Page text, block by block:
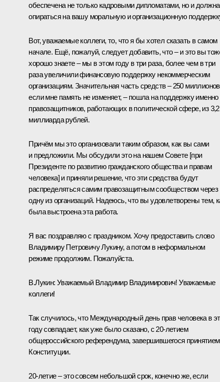
обеспечена не только кадровыми дипломатами, но и должна
опираться на вашу моральную и организационную
Вот, уважаемые коллеги, то, что я бы хотел сказать в самом
начале. Ещё, пожалуй, следует добавить, что – и это вы
хорошо знаете – мы в этом году в три раза, более чем в три
раза увеличили финансовую поддержку некоммерческим
организациям. Значительная часть средств – 250
если мне память не изменяет, – пошла на поддержку именно
правозащитников, работающих в политической сфере, из 3,2
миллиарда рублей.
Причём мы это организовали таким образом, как вы сами
и предложили. Мы обсудили это на нашем Совете [при
Президенте по развитию гражданского общества и правам
человека] и приняли решение, что эти средства будут
распределяться самим правозащитным сообществом через
одну из организаций. Надеюсь, что вы удовлетворены тем,
была выстроена эта работа.
Я вас поздравляю с праздником. Хочу предоставить слово
Владимиру Петровичу Лукину, а потом в неформальном
режиме продолжим. Пожалуйста.
В.Лукин: Уважаемый Владимир Владимирович! Уважаемые
коллеги!
Так случилось, что Международный день прав человека в
году совпадает, как уже было сказано, с 20-летием
общероссийского референдума, завершившегося принятием
Конституции.
20-летие – это совсем небольшой срок, конечно же, если